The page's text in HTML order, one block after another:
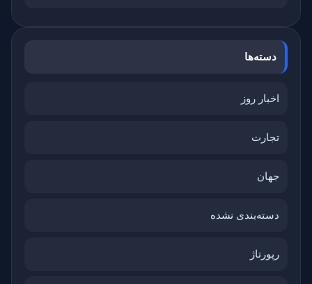
دسته‌ها
اخبار روز
تجارت
جهان
دسته‌بندی نشده
رپورتاژ